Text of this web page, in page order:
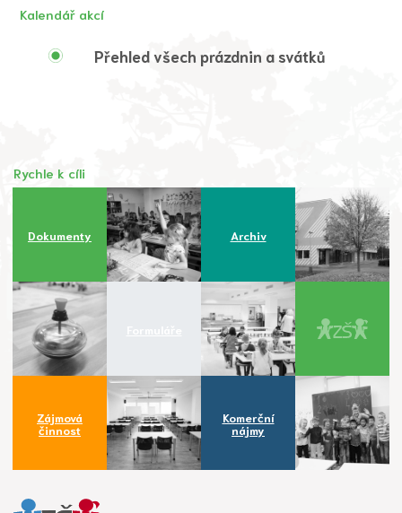
Kalendář akcí
Přehled všech prázdnin a svátků
Rychle k cíli
Dokumenty Archiv
Zájmová
činnost
Komerční
nájmy